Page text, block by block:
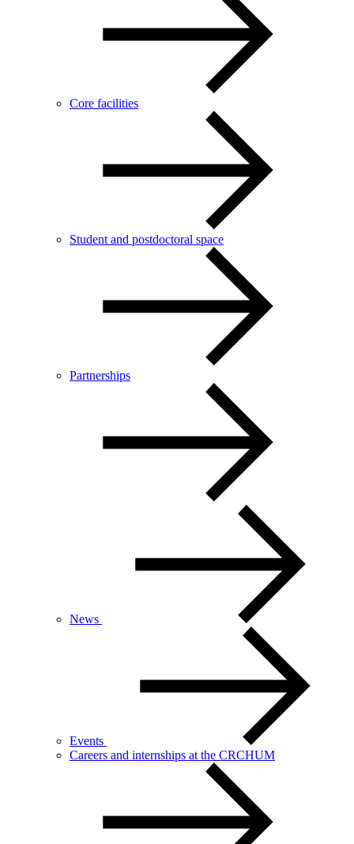
Core facilities
Student and postdoctoral space
Partnerships
News
Events
Careers and internships at the CRCHUM